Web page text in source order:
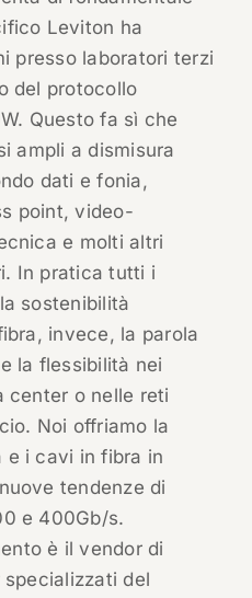
Leviton ha
presso laboratori terzi
del protocollo
Questo fa sì che
ampli a dismisura
dati e fonia,
point, video-
e molti altri
In pratica tutti i
sostenibilità
invece, la parola
la flessibilità nei
center o nelle reti
Noi offriamo la
i cavi in fibra in
tendenze di
e 400Gb/s.
è il vendor di
del